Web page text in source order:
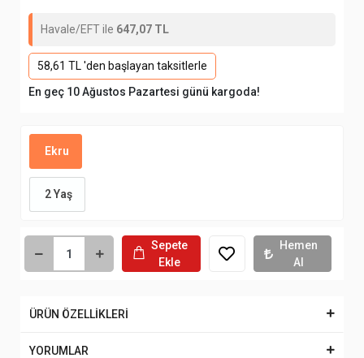
Havale/EFT ile 647,07 TL
58,61 TL 'den başlayan taksitlerle
En geç 10 Ağustos Pazartesi günü kargoda!
Ekru
2 Yaş
Sepete
Ekle
Hemen
Al
ÜRÜN ÖZELLİKLERİ
YORUMLAR